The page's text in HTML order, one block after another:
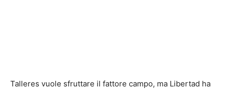
Talleres vuole sfruttare il fattore campo, ma Libertad ha